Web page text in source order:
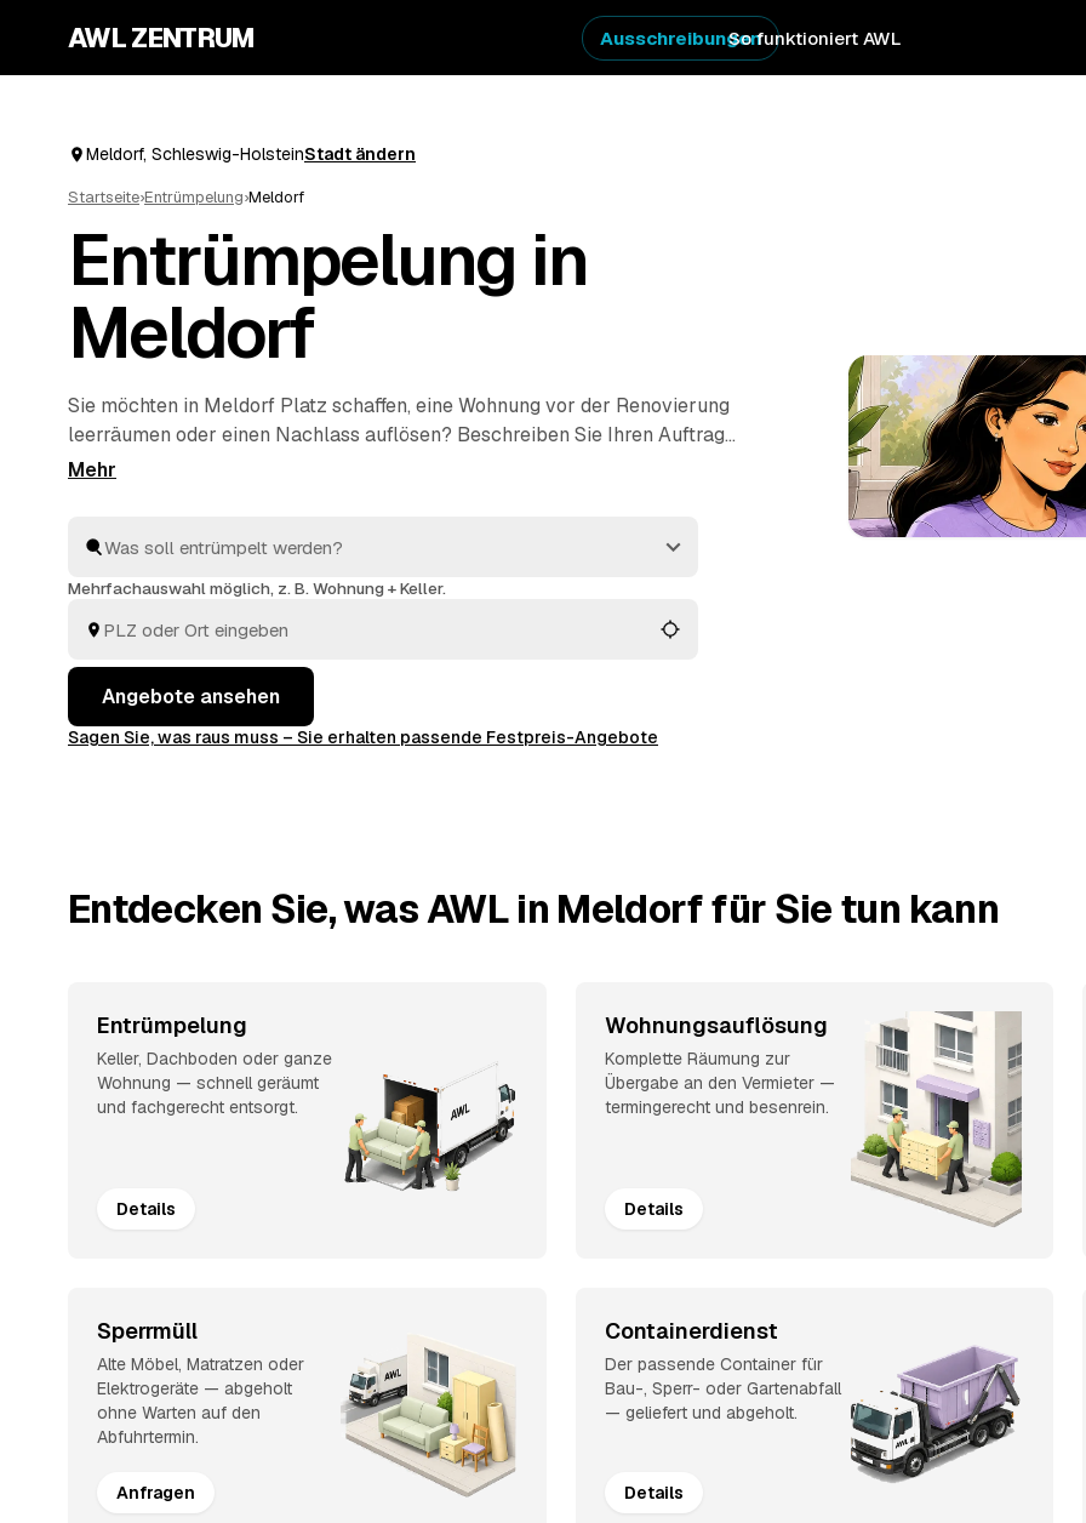
AWL ZENTRUM So funktioniert AWL
Ausschreibungen
Meldorf, Schleswig-HolsteinStadt ändern
Startseite›Entrümpelung›Meldorf
Entrümpelung in
Meldorf
Sie möchten in Meldorf Platz schaffen, eine Wohnung vor der Renovierung
leerräumen oder einen Nachlass auflösen? Beschreiben Sie Ihren Auftrag
bei AWL einmal, und schon erreichen Sie Festpreis-Angebote von geprüften
entsorgt. Sie behalten die Kosten von Anfang an im Blick.
Mehrfachauswahl möglich, z. B. Wohnung + Keller.
Angebote ansehen
Sagen Sie, was raus muss – Sie erhalten passende Festpreis-Angebote
Entdecken Sie, was AWL in Meldorf für Sie tun kann
Entrümpelung
Keller, Dachboden oder ganze
Wohnung — schnell geräumt
und fachgerecht entsorgt.
Details
Wohnungsauflösung
Komplette Räumung zur
Übergabe an den Vermieter —
termingerecht und besenrein.
Details
Sperrmüll
Alte Möbel, Matratzen oder
Elektrogeräte — abgeholt
ohne Warten auf den
Abfuhrtermin.
Anfragen
Containerdienst
Der passende Container für
Bau-, Sperr- oder Gartenabfall
— geliefert und abgeholt.
Details